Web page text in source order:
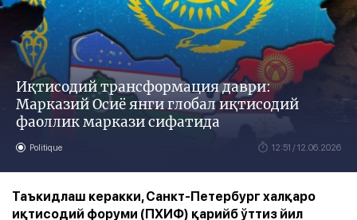
Иқтисодий трансформация даври:
Марказий Осиё янги глобал иқтисодий
фаоллик маркази сифатида
Politique 12:51 / 12.06.2026
Таъкидлаш керакки, Санкт-Петербург халқаро
иқтисодий форуми (ПХИФ) қарийб ўттиз йил